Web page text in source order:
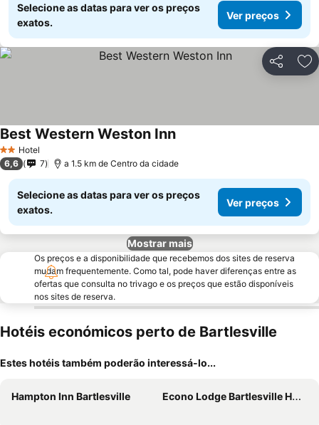
Selecione as datas para ver os preços
exatos.
Ver preços
Partilhar
2 Estrelas
Hotel
Best Western Weston InnVer preços
6,6 7 a 1.5 km de Centro da cidade
Selecione as datas para ver os preços
exatos.
Ver preços
Mostrar mais
Os preços e a disponibilidade que recebemos dos sites de reserva
mudam frequentemente. Como tal, pode haver diferenças entre as
ofertas que consulta no trivago e os preços que estão disponíveis
nos sites de reserva.
Hotéis económicos perto de Bartlesville
Estes hotéis também poderão interessá-lo...
Hampton Inn Bartlesville Econo Lodge Bartlesville Hwy 75